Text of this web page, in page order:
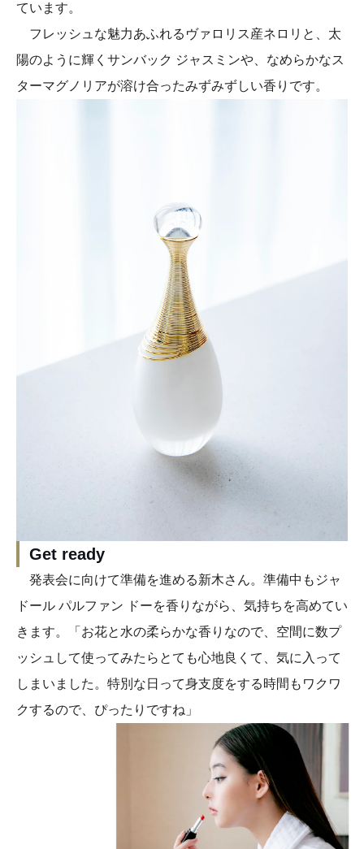
ています。
フレッシュな魅力あふれるヴァロリス産ネロリと、太
陽のように輝くサンバック ジャスミンや、なめらかなス
ターマグノリアが溶け合ったみずみずしい香りです。
Get ready
発表会に向けて準備を進める新木さん。準備中もジャ
ドール パルファン ドーを香りながら、気持ちを高めてい
きます。「お花と水の柔らかな香りなので、空間に数プ
ッシュして使ってみたらとても心地良くて、気に入って
しまいました。特別な日って身支度をする時間もワクワ
クするので、ぴったりですね」